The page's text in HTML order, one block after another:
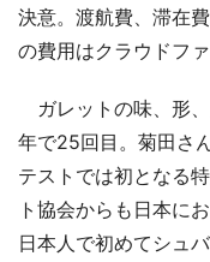
決意。渡航費、滞在
の費用はクラウドフ
ガレットの味、形
年で25回目。菊田さ
テストでは初となる
ト協会からも日本に
日本人で初めてシュ